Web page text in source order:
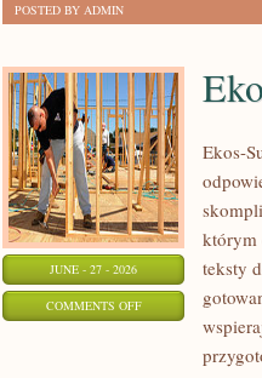
POSTED BY ADMIN
JUNE - 27 - 2026
COMMENTS OFFON
Ekos-
którym
teksty